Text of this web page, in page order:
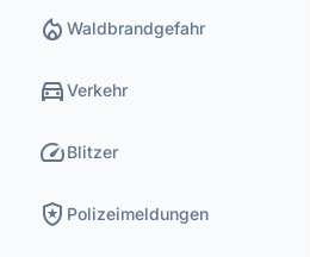
local_fire_department Waldbrandgefahr
directions_carVerkehr
speedBlitzer
local_police Polizeimeldungen